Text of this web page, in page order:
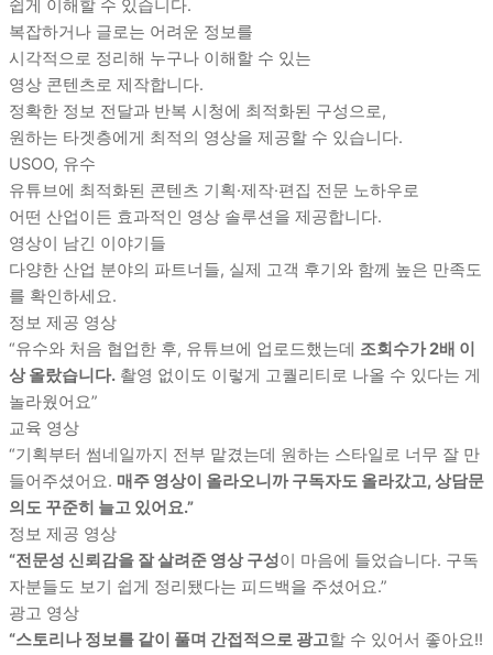
쉽게 이해할 수 있습니다.
복잡하거나 글로는 어려운 정보를
시각적으로 정리해 누구나 이해할 수 있는
영상 콘텐츠로 제작합니다.
정확한 정보 전달과 반복 시청에 최적화된 구성으로,
원하는 타겟층에게 최적의 영상을 제공할 수 있습니다.
USOO, 유수
유튜브에 최적화된 콘텐츠 기획·제작·편집 전문 노하우로
어떤 산업이든 효과적인 영상 솔루션을 제공합니다.
영상이 남긴 이야기들
다양한 산업 분야의 파트너들, 실제 고객 후기와 함께 높은 만족도
를 확인하세요.
정보 제공 영상
“유수와 처음 협업한 후, 유튜브에 업로드했는데 조회수가 2배 이
상 올랐습니다. 촬영 없이도 이렇게 고퀄리티로 나올 수 있다는 게
놀라웠어요”
교육 영상
“기획부터 썸네일까지 전부 맡겼는데 원하는 스타일로 너무 잘 만
들어주셨어요. 매주 영상이 올라오니까 구독자도 올라갔고, 상담문
의도 꾸준히 늘고 있어요.”
정보 제공 영상
“전문성 신뢰감을 잘 살려준 영상 구성이 마음에 들었습니다. 구독
자분들도 보기 쉽게 정리됐다는 피드백을 주셨어요.”
광고 영상
“스토리나 정보를 같이 풀며 간접적으로 광고할 수 있어서 좋아요!!